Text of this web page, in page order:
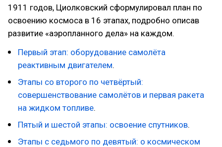
1911 годов, Циолковский сформулировал план по
освоению космоса в 16 этапах, подробно описав
развитие «аэропланного дела» на каждом.
Первый этап: оборудование самолёта
реактивным двигателем.
Этапы со второго по четвёртый:
совершенствование самолётов и первая ракета
на жидком топливе.
Пятый и шестой этапы: освоение спутников.
Этапы с седьмого по девятый: о космическом